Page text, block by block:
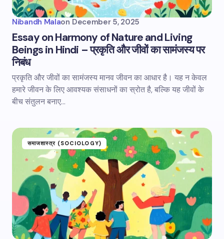
Nibandh Malaon December 5, 2025
Essay on Harmony of Nature and Living
Beings in Hindi – प्रकृति और जीवों का सामंजस्य पर
निबंध
प्रकृति और जीवों का सामंजस्य मानव जीवन का आधार है। यह न केवल
हमारे जीवन के लिए आवश्यक संसाधनों का स्रोत है, बल्कि यह जीवों के
बीच संतुलन बनाए…
समाजशास्त्र (SOCIOLOGY)